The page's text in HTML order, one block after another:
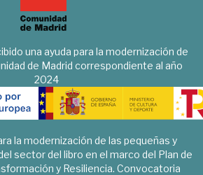
una ayuda para la modernización de
de Madrid correspondiente al año
2024
la modernización de las pequeñas y
sector del libro en el marco del Plan de
y Resiliencia. Convocatoria